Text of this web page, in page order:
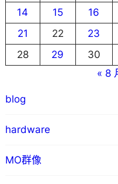
14
15 16
21
22 23
28
29
30
« 8
blog
hardware
MO群像